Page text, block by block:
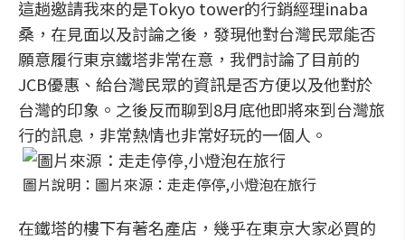
這趟邀請我來的是Tokyo tower的行銷經理inaba
桑，在見面以及討論之後，發現他對台灣民眾能否
願意履行東京鐵塔非常在意，我們討論了目前的
JCB優惠、給台灣民眾的資訊是否方便以及他對於
台灣的印象。之後反而聊到8月底他即將來到台灣旅
行的訊息，非常熱情也非常好玩的一個人。
圖片說明：圖片來源：走走停停,小燈泡在旅行
在鐵塔的樓下有著名產店，幾乎在東京大家必買的